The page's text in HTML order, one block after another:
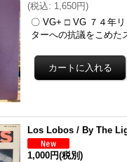
(税込: 1,650円)
〇 VG+ □ VG ７４年
ターへの抗議をこめた
Los Lobos / By The
1,000円(税別)